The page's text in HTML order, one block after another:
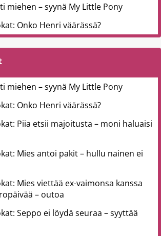
miehen – syynä My Little Pony
Onko Henri väärässä?
miehen – syynä My Little Pony
Onko Henri väärässä?
Piia etsii majoitusta – moni haluaisi
Mies antoi pakit – hullu nainen ei
Mies viettää ex-vaimonsa kanssa
– outoa
Seppo ei löydä seuraa – syyttää